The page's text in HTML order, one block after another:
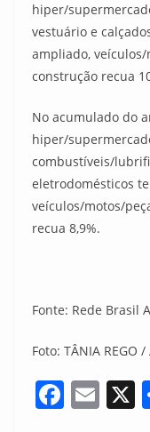
hiper/
vestuário e
ampliado, veículos/
construção recua
No acumulado do
hiper/
combustíveis/
eletrodomésticos
veículos/motos/
recua 8,9%.
Fonte: Rede Brasil
Foto: TÂNIA REGO /
F E X